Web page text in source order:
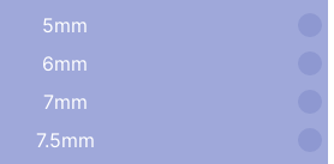
5mm
6mm
7mm
7.5mm